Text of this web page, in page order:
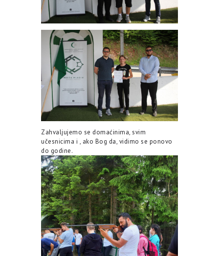
Zahvaljujemo se domaćinima, svim
učesnicima i , ako Bog da, vidimo se ponovo
do godine.